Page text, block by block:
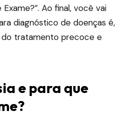
Ao final, você vai
diagnóstico de doenças é,
do tratamento precoce e
e para que